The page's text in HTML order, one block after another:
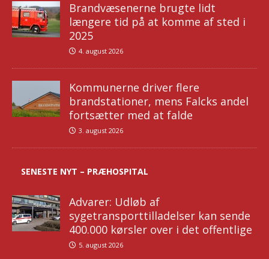
Brandvæsenerne brugte lidt
længere tid på at komme af sted i
2025
4. august 2026
Kommunerne driver flere
brandstationer, mens Falcks andel
fortsætter med at falde
3. august 2026
SENESTE NYT – PRÆHOSPITAL
Advarer: Udløb af
sygetransporttilladelser kan sende
400.000 kørsler over i det offentlige
5. august 2026